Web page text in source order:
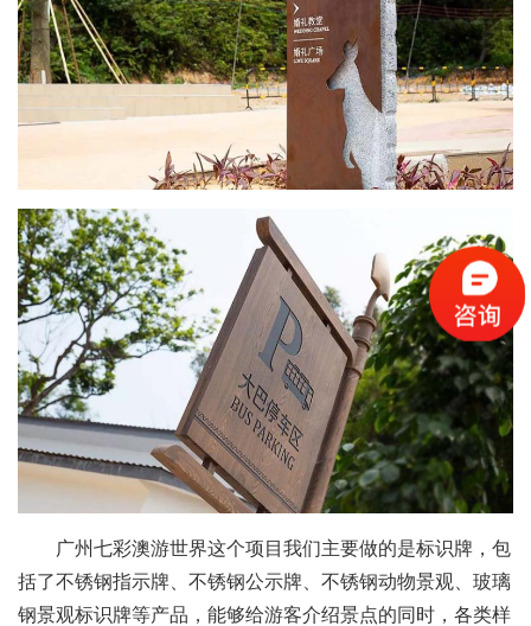
广州七彩澳游世界这个项目我们主要做的是标识牌，包
括了不锈钢指示牌、不锈钢公示牌、不锈钢动物景观、玻璃
钢景观标识牌等产品，能够给游客介绍景点的同时，各类样